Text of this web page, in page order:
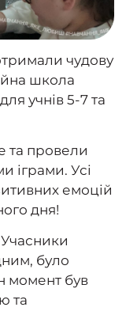
чудову
школа
учнів 5-7 та
та провели
іграми. Усі
емоцій
дня!
було
момент був
та